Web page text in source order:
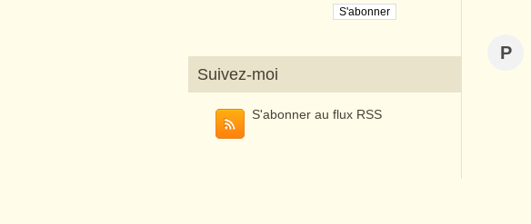
Suivez-moi
S'abonner au flux RSS
P